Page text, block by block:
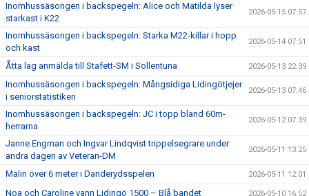
Inomhussäsongen i backspegeln: Alice och Matilda lyser
starkast i K22
2026-05-15 07:57
Inomhussäsongen i backspegeln: Starka M22-killar i hopp
och kast
2026-05-14 07:51
Åtta lag anmälda till Stafett-SM i Sollentuna 2026-05-13 22:39
Inomhussäsongen i backspegeln: Mångsidiga Lidingötjejer
i seniorstatistiken
2026-05-13 07:46
Inomhussäsongen i backspegeln: JC i topp bland 60m-
herrarna
2026-05-12 07:39
Janne Engman och Ingvar Lindqvist trippelsegrare under
andra dagen av Veteran-DM
2026-05-11 13:25
Malin över 6 meter i Danderydsspelen 2026-05-11 12:01
Noa och Caroline vann Lidingö 1500 – Blå bandet 2026-05-10 16:52